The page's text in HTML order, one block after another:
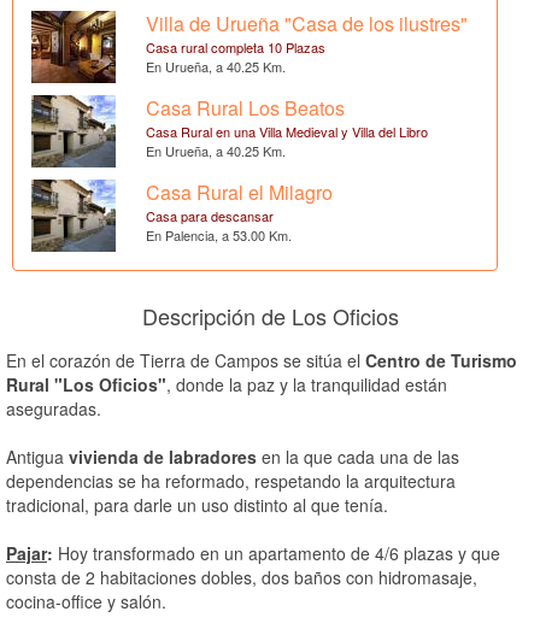
Villa de Urueña "Casa de los ilustres"
Casa rural completa 10 Plazas
En Urueña, a 40.25 Km.
Casa Rural Los Beatos
Casa Rural en una Villa Medieval y Villa del Libro
En Urueña, a 40.25 Km.
Casa Rural el Milagro
Casa para descansar
En Palencia, a 53.00 Km.
Descripción de Los Oficios
En el corazón de Tierra de Campos se sitúa el Centro de Turismo
Rural "Los Oficios", donde la paz y la tranquilidad están
aseguradas.
Antigua vivienda de labradores en la que cada una de las
dependencias se ha reformado, respetando la arquitectura
tradicional, para darle un uso distinto al que tenía.
Pajar: Hoy transformado en un apartamento de 4/6 plazas y que
consta de 2 habitaciones dobles, dos baños con hidromasaje,
cocina-office y salón.